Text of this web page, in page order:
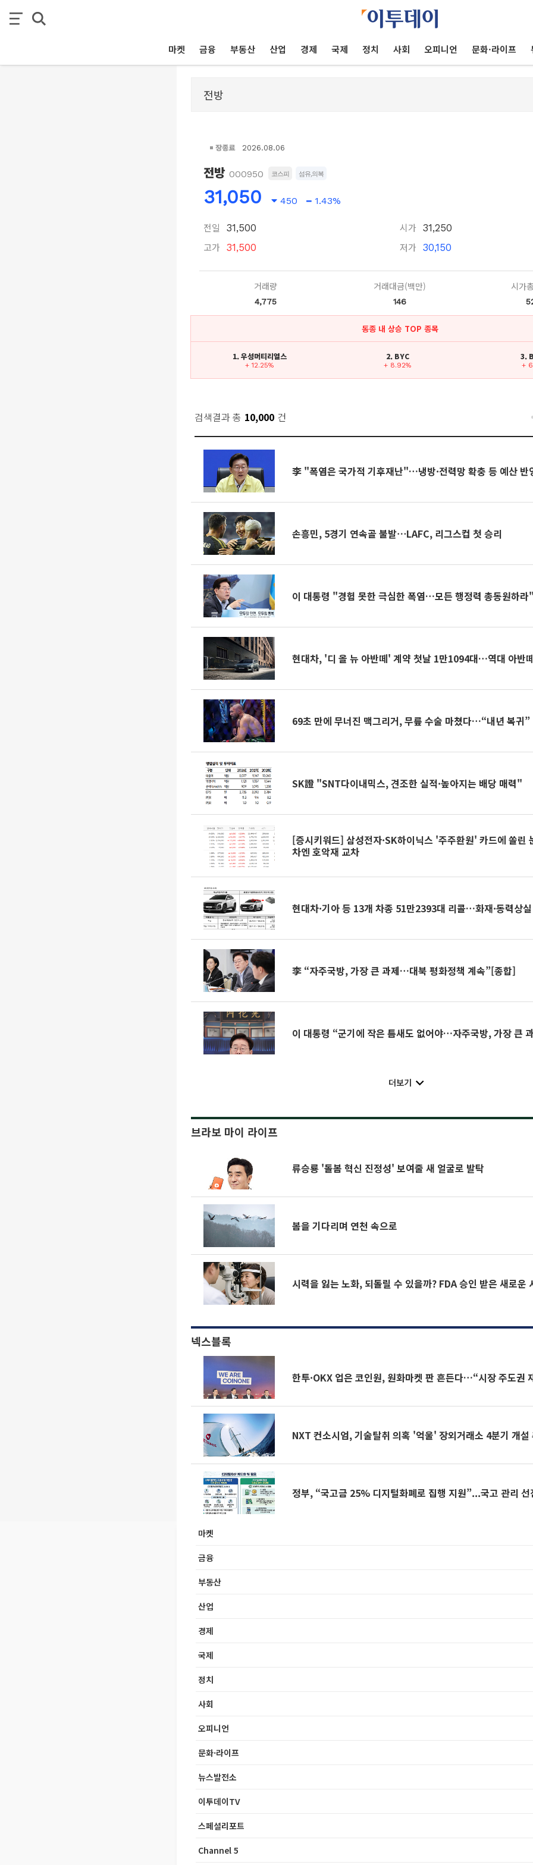
마켓 금융 부동산 산업 경제 국제 정치 사회 오피니언 문화·라이프
장종료 2026.08.06
전방 000950 코스피 섬유,의복
31,050 450 1.43%
전일 31,500
고가 31,500
시가 31,250
저가 30,150
거래량
4,775
거래대금(백만)
146
시가
동종 내 상승 TOP 종목
1. 우성머티리얼스
+ 12.25%
2. BYC
+ 8.92%
3.
+
검색결과 총 10,000 건
李 "폭염은 국가적 기후재난"…냉방·전력망 확충 등 예산 반
손흥민, 5경기 연속골 불발⋯LAFC, 리그스컵 첫 승리
이 대통령 "경험 못한 극심한 폭염…모든 행정력 총동원하
현대차, '디 올 뉴 아반떼' 계약 첫날 1만1094대…역대 아반
69초 만에 무너진 맥그리거, 무릎 수술 마쳤다…“내년 복귀”
SK證 "SNT다이내믹스, 견조한 실적·높아지는 배당 매력"
[증시키워드] 삼성전자·SK하이닉스 '주주환원' 카드에 쏠린
차엔 호악재 교차
현대차·기아 등 13개 차종 51만2393대 리콜…화재·동력상
李 “자주국방, 가장 큰 과제…대북 평화정책 계속”[종합]
이 대통령 “군기에 작은 틈새도 없어야…자주국방, 가장 큰
더보기
브라보 마이 라이프
류승룡 '돌봄 혁신 진정성' 보여줄 새 얼굴로 발탁
봄을 기다리며 연천 속으로
시력을 잃는 노화, 되돌릴 수 있을까? FDA 승인 받은 새로운
넥스블록
한투·OKX 업은 코인원, 원화마켓 판 흔든다…“시장 주도권
NXT 컨소시엄, 기술탈취 의혹 '억울' 장외거래소 4분기 개설
정부, “국고금 25% 디지털화폐로 집행 지원”...국고 관리 선
마켓
금융
부동산
산업
경제
국제
정치
사회
오피니언
문화·라이프
뉴스발전소
이투데이TV
스페셜리포트
Channel 5